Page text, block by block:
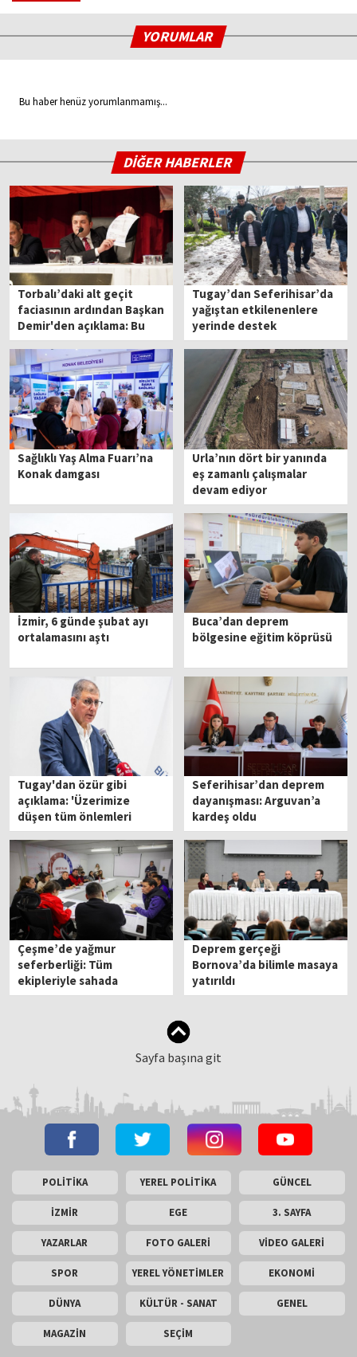
YORUMLAR
Bu haber henüz yorumlanmamış...
DİĞER HABERLER
Torbalı’daki alt geçit
faciasının ardından Başkan
Demir'den açıklama: Bu
olayda kusurumuz yok!
Tugay’dan Seferihisar’da
yağıştan etkilenenlere
yerinde destek
Sağlıklı Yaş Alma Fuarı’na
Konak damgası
Urla’nın dört bir yanında
eş zamanlı çalışmalar
devam ediyor
İzmir, 6 günde şubat ayı
ortalamasını aştı
Buca’dan deprem
bölgesine eğitim köprüsü
Tugay'dan özür gibi
açıklama: 'Üzerimize
düşen tüm önlemleri
alacağız'
Seferihisar’dan deprem
dayanışması: Arguvan’a
kardeş oldu
Çeşme’de yağmur
seferberliği: Tüm
ekipleriyle sahada
Deprem gerçeği
Bornova’da bilimle masaya
yatırıldı
Sayfa başına git
POLİTİKA YEREL POLİTİKA GÜNCEL
İZMİR EGE 3. SAYFA
YAZARLAR FOTO GALERİ VİDEO GALERİ
SPOR YEREL YÖNETİMLER EKONOMİ
DÜNYA KÜLTÜR - SANAT GENEL
MAGAZİN SEÇİM